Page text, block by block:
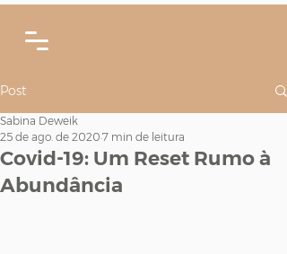
Post
Covid-19: Um Reset Rumo à
Abundância
Sabina Deweik
25 de ago. de 2020 7 min de leitura